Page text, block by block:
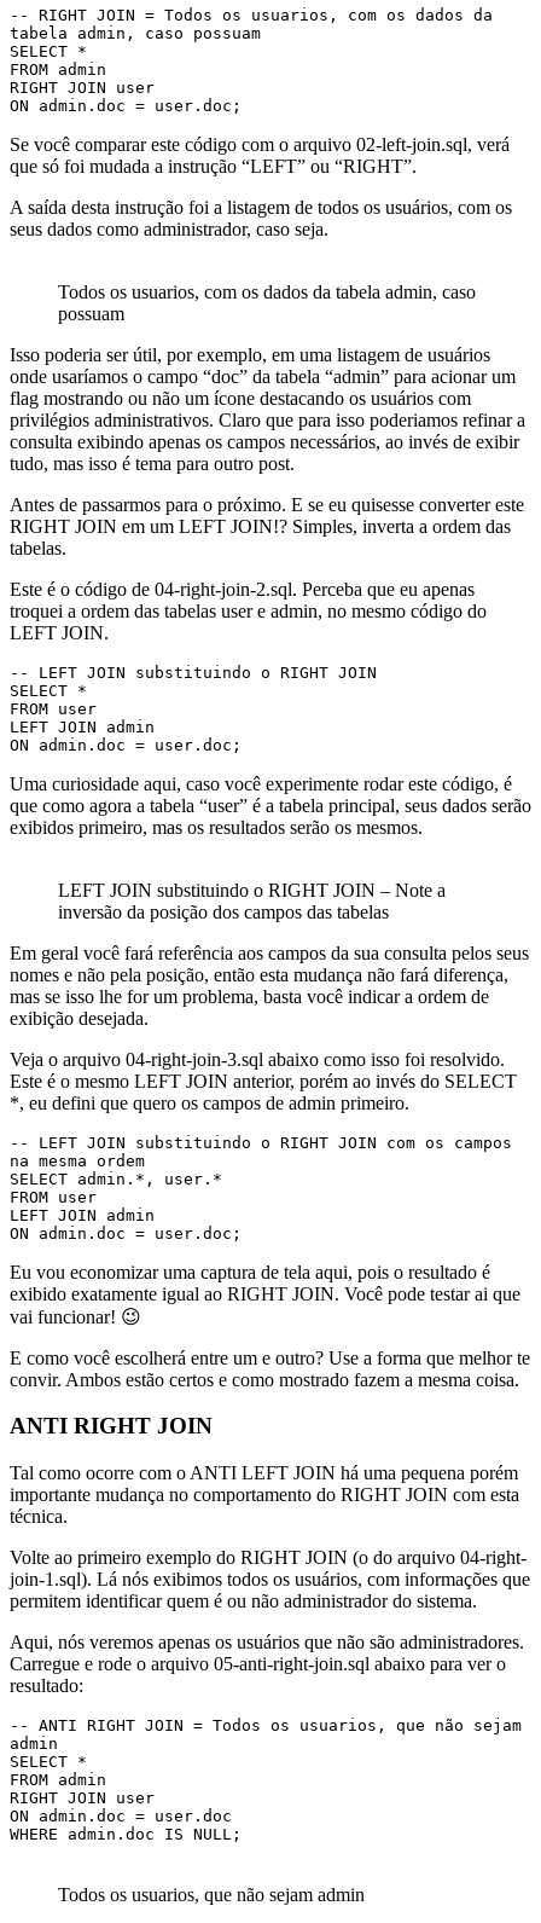
-- RIGHT JOIN = Todos os usuarios, com os dados da
tabela admin, caso possuam
SELECT *
FROM admin
RIGHT JOIN user
ON admin.doc = user.doc;
Se você comparar este código com o arquivo 02-left-join.sql, verá
que só foi mudada a instrução “LEFT” ou “RIGHT”.
A saída desta instrução foi a listagem de todos os usuários, com os
seus dados como administrador, caso seja.
Todos os usuarios, com os dados da tabela admin, caso
possuam
Isso poderia ser útil, por exemplo, em uma listagem de usuários
onde usaríamos o campo “doc” da tabela “admin” para acionar um
flag mostrando ou não um ícone destacando os usuários com
privilégios administrativos. Claro que para isso poderiamos refinar a
consulta exibindo apenas os campos necessários, ao invés de exibir
tudo, mas isso é tema para outro post.
Antes de passarmos para o próximo. E se eu quisesse converter este
RIGHT JOIN em um LEFT JOIN!? Simples, inverta a ordem das
tabelas.
Este é o código de 04-right-join-2.sql. Perceba que eu apenas
troquei a ordem das tabelas user e admin, no mesmo código do
LEFT JOIN.
-- LEFT JOIN substituindo o RIGHT JOIN
SELECT *
FROM user
LEFT JOIN admin
ON admin.doc = user.doc;
Uma curiosidade aqui, caso você experimente rodar este código, é
que como agora a tabela “user” é a tabela principal, seus dados serão
exibidos primeiro, mas os resultados serão os mesmos.
LEFT JOIN substituindo o RIGHT JOIN – Note a
inversão da posição dos campos das tabelas
Em geral você fará referência aos campos da sua consulta pelos seus
nomes e não pela posição, então esta mudança não fará diferença,
mas se isso lhe for um problema, basta você indicar a ordem de
exibição desejada.
Veja o arquivo 04-right-join-3.sql abaixo como isso foi resolvido.
Este é o mesmo LEFT JOIN anterior, porém ao invés do SELECT
*, eu defini que quero os campos de admin primeiro.
-- LEFT JOIN substituindo o RIGHT JOIN com os campos
na mesma ordem
SELECT admin.*, user.*
FROM user
LEFT JOIN admin
ON admin.doc = user.doc;
Eu vou economizar uma captura de tela aqui, pois o resultado é
exibido exatamente igual ao RIGHT JOIN. Você pode testar ai que
vai funcionar! 😉
E como você escolherá entre um e outro? Use a forma que melhor te
convir. Ambos estão certos e como mostrado fazem a mesma coisa.
ANTI RIGHT JOIN
Tal como ocorre com o ANTI LEFT JOIN há uma pequena porém
importante mudança no comportamento do RIGHT JOIN com esta
técnica.
Volte ao primeiro exemplo do RIGHT JOIN (o do arquivo 04-right-
join-1.sql). Lá nós exibimos todos os usuários, com informações que
permitem identificar quem é ou não administrador do sistema.
Aqui, nós veremos apenas os usuários que não são administradores.
Carregue e rode o arquivo 05-anti-right-join.sql abaixo para ver o
resultado:
-- ANTI RIGHT JOIN = Todos os usuarios, que não sejam
admin
SELECT *
FROM admin
RIGHT JOIN user
ON admin.doc = user.doc
Todos os usuarios, que não sejam admin